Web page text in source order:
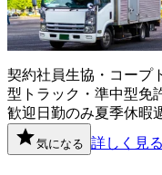
契約社員生協・コープ
型トラック・準中型免
歓迎 日勤のみ夏季休暇
気になる 詳しく見る